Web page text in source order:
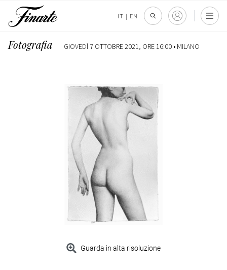
IT | EN
Fotografia GIOVEDÌ 7 OTTOBRE 2021, ORE 16:00 • MILANO
Guarda in alta risoluzione